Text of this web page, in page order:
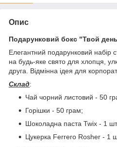
Опис
Подарунковий бокс "Твой
Елегантний подарунковий набір
на будь-яке свято для хлопця,
друга. Відмінна ідея для
Склад:
Чай чорний листовий - 50
Горішки - 50 грам;
Шоколадна паста Twix - 1
Цукерка Ferrero Rosher - 1